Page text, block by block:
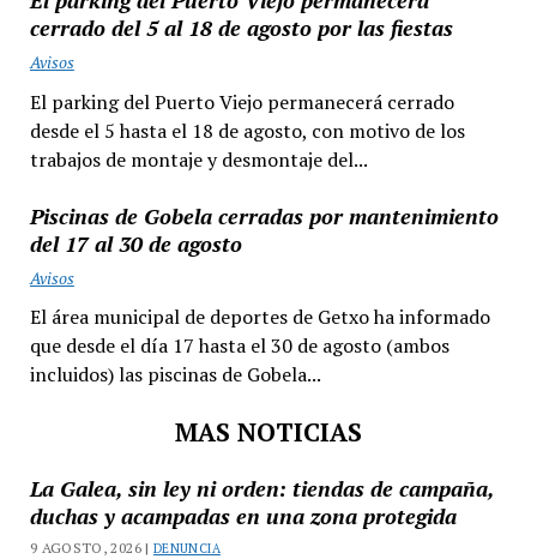
cerrado del 5 al 18 de agosto por las fiestas
Avisos
El parking del Puerto Viejo permanecerá cerrado
desde el 5 hasta el 18 de agosto, con motivo de los
trabajos de montaje y desmontaje del...
Piscinas de Gobela cerradas por mantenimiento
del 17 al 30 de agosto
Avisos
El área municipal de deportes de Getxo ha informado
que desde el día 17 hasta el 30 de agosto (ambos
incluidos) las piscinas de Gobela...
MAS NOTICIAS
La Galea, sin ley ni orden: tiendas de campaña,
duchas y acampadas en una zona protegida
9 AGOSTO, 2026 |DENUNCIA